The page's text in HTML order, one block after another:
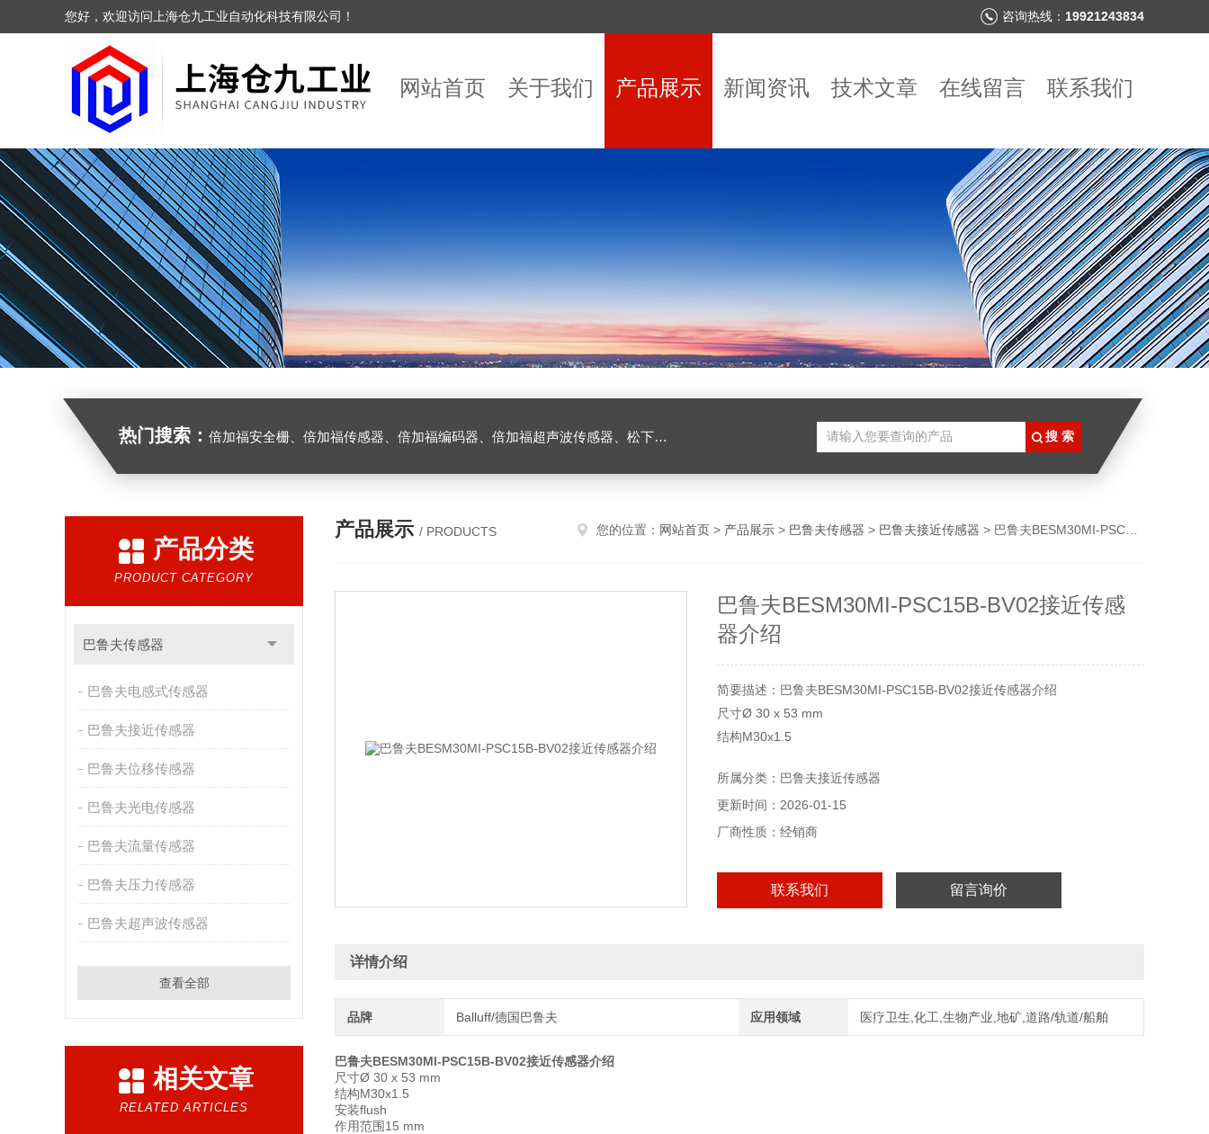
您好，欢迎访问上海仓九工业自动化科技有限公司！ 咨询热线： 19921243834
网站首页 关于我们 产品展示 新闻资讯 技术文章 在线留言 联系我们
热门搜索： 倍加福安全栅、倍加福传感器、倍加福编码器、倍加福超声波传感器、松下伺服驱动器、松下伺服电机、施耐德TM3模块、巴鲁夫位移传感器、易福门流量传感器等产品。
产品分类
PRODUCT CATEGORY
巴鲁夫传感器
巴鲁夫电感式传感器
巴鲁夫接近传感器
巴鲁夫位移传感器
巴鲁夫光电传感器
巴鲁夫流量传感器
巴鲁夫压力传感器
巴鲁夫超声波传感器
查看全部
相关文章
RELATED ARTICLES
产品展示 / PRODUCTS 您的位置： 网站首页 > 产品展示 > 巴鲁夫传感器 > 巴鲁夫接近传感器 > 巴鲁夫BESM30MI-PSC15B-BV02接近传感器介绍
巴鲁夫BESM30MI-PSC15B-BV02接近传感
器介绍
简要描述：巴鲁夫BESM30MI-PSC15B-BV02接近传感器介绍
尺寸Ø 30 x 53 mm
结构M30x1.5
作用范围15 mm
开关输出端PNP常开触点 (NO)
开关频率100 Hz
感应面，材料PA 12
接口电缆，2.00 m，PVC
所属分类：巴鲁夫接近传感器
更新时间：2026-01-15
厂商性质：经销商
联系我们 留言询价
详情介绍
品牌 Balluff/德国巴鲁夫 应用领域 医疗卫生,化工,生物产业,地矿,道路/轨道/船舶
巴鲁夫BESM30MI-PSC15B-BV02接近传感器介绍
尺寸Ø 30 x 53 mm
结构M30x1.5
安装flush
作用范围15 mm